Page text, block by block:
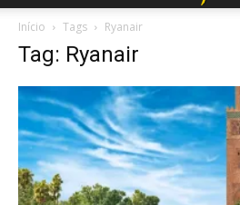
Início Tags Ryanair
Tag: Ryanair